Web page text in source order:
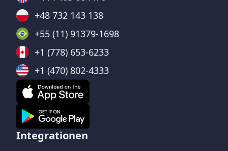
+48 732 143 138
+55 (11) 91379-1698
+1 (778) 653-6233
+1 (470) 802-4333
Integrationen